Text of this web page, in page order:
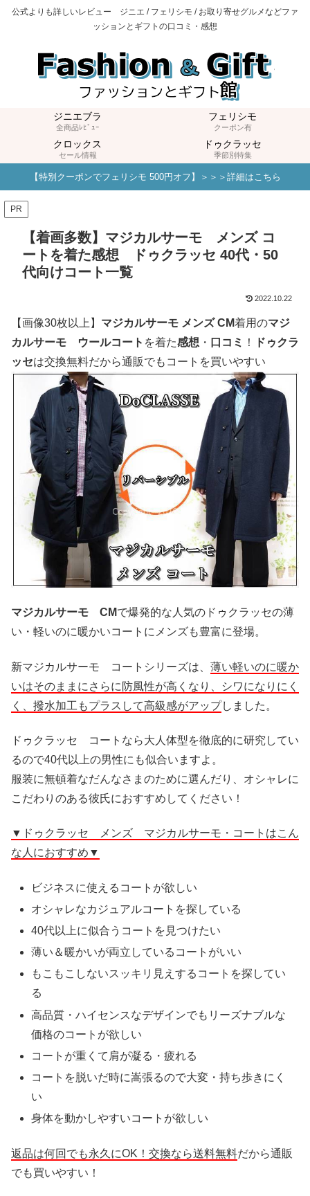
公式よりも詳しいレビュー ジニエ / フェリシモ / お取り寄せグルメなどファ
ッションとギフトの口コミ・感想
ジニエブラ
全商品ﾚﾋﾞｭｰ
フェリシモ
クーポン有
クロックス
セール情報
ドゥクラッセ
季節別特集
【特別クーポンでフェリシモ 500円オフ】＞＞＞詳細はこちら
PR
【着画多数】マジカルサーモ メンズ コ
ートを着た感想 ドゥクラッセ 40代・50
代向けコート一覧
2022.10.22
【画像30枚以上】 マジカルサーモ メンズ CM着用のマジ
カルサーモ ウールコート を着た感想 ・ 口コミ ！
ドゥクラ
ッセは交換無料だから通販でもコートを買いやすい
マジカルサーモ CMで爆発的な人気のドゥクラッセの薄
い・軽いのに暖かいコートにメンズも豊富に登場。
新マジカルサーモ コートシリーズは、 薄い軽いのに暖か
いはそのままにさらに防風性が高くなり、シワになりにく
く、撥水加工もプラスして高級感がアップしました。
ドゥクラッセ コートなら大人体型を徹底的に研究してい
るので40代以上の男性にも似合いますよ。
服装に無頓着なだんなさまのために選んだり、オシャレに
こだわりのある彼氏におすすめしてください！
▼ドゥクラッセ メンズ マジカルサーモ・コートはこん
な人におすすめ▼
ビジネスに使えるコートが欲しい
オシャレなカジュアルコートを探している
40代以上に似合うコートを見つけたい
薄い＆暖かいが両立しているコートがいい
もこもこしないスッキリ見えするコートを探してい
る
高品質・ハイセンスなデザインでもリーズナブルな
価格のコートが欲しい
コートが重くて肩が凝る・疲れる
コートを脱いだ時に嵩張るので大変・持ち歩きにく
い
身体を動かしやすいコートが欲しい
返品は何回でも永久にOK！交換なら送料無料だから通販
でも買いやすい！